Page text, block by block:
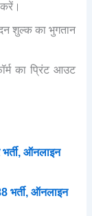
शुल्क का भुगतान
का प्रिंट आउट
ऑनलाइन
भर्ती, ऑनलाइन